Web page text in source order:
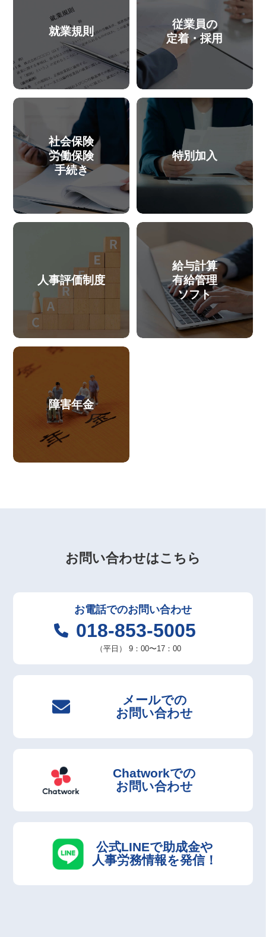
就業規則
従業員の
定着・採用
社会保険
労働保険
手続き
特別加入
人事評価制度
給与計算
有給管理
ソフト
障害年金
お問い合わせはこちら
お電話でのお問い合わせ
018-853-5005
（平日） 9：00〜17：00
メールでの
お問い合わせ
Chatworkでの
お問い合わせ
公式LINEで助成金や
人事労務情報を発信！